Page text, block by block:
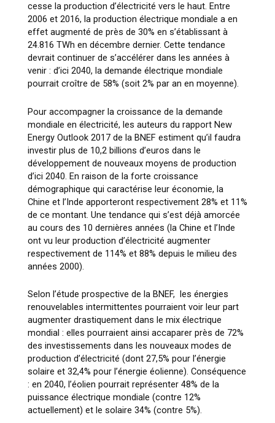
cesse la production d’électricité vers le haut. Entre
2006 et 2016, la production électrique mondiale a en
effet augmenté de près de 30% en s’établissant à
24.816 TWh en décembre dernier. Cette tendance
devrait continuer de s’accélérer dans les années à
venir : d’ici 2040, la demande électrique mondiale
pourrait croître de 58% (soit 2% par an en moyenne).
Pour accompagner la croissance de la demande
mondiale en électricité, les auteurs du rapport New
Energy Outlook 2017 de la BNEF estiment qu’il faudra
investir plus de 10,2 billions d’euros dans le
développement de nouveaux moyens de production
d’ici 2040. En raison de la forte croissance
démographique qui caractérise leur économie, la
Chine et l’Inde apporteront respectivement 28% et 11%
de ce montant. Une tendance qui s’est déjà amorcée
au cours des 10 dernières années (la Chine et l’Inde
ont vu leur production d’électricité augmenter
respectivement de 114% et 88% depuis le milieu des
années 2000).
Selon l’étude prospective de la BNEF, les énergies
renouvelables intermittentes pourraient voir leur part
augmenter drastiquement dans le mix électrique
mondial : elles pourraient ainsi accaparer près de 72%
des investissements dans les nouveaux modes de
production d’électricité (dont 27,5% pour l’énergie
solaire et 32,4% pour l’énergie éolienne). Conséquence
: en 2040, l’éolien pourrait représenter 48% de la
puissance électrique mondiale (contre 12%
actuellement) et le solaire 34% (contre 5%).